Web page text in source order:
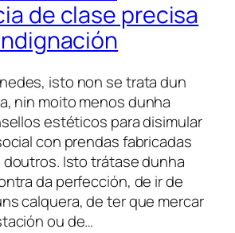
de clase precisa
isto non se trata dun
nin moito menos dunha
estéticos para disimular
con prendas fabricadas
Isto trátase dunha
da perfección, de ir de
calquera, de ter que mercar
ou de…